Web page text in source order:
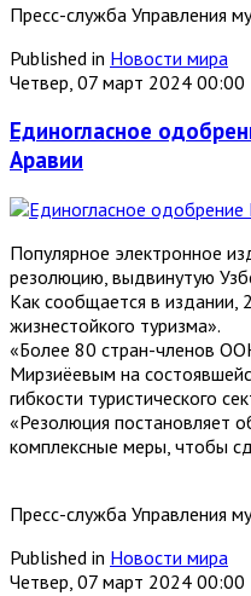
Пресс-служба Управления
Published in Новости мира
Четвер, 07 март 2024 00:00
Единогласное
Аравии
Популярное электронное
резолюцию, выдвинутую
Как сообщается в
жизнестойкого туризма».
«Более 80 стран-членов
Мирзиёевым на
гибкости туристического
«Резолюция постановляет
комплексные меры, чтобы
Пресс-служба Управления
Published in Новости мира
Четвер, 07 март 2024 00:00